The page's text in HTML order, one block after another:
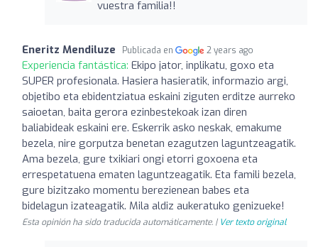
vuestra familia!!
Eneritz Mendiluze Publicada en 2 years ago
Experiencia fantástica: Ekipo jator, inplikatu, goxo eta
SUPER profesionala. Hasiera hasieratik, informazio argi,
objetibo eta ebidentziatua eskaini ziguten erditze aurreko
saioetan, baita gerora ezinbestekoak izan diren
baliabideak eskaini ere. Eskerrik asko neskak, emakume
bezela, nire gorputza benetan ezagutzen laguntzeagatik.
Ama bezela, gure txikiari ongi etorri goxoena eta
errespetatuena ematen laguntzeagatik. Eta famili bezela,
gure bizitzako momentu berezienean babes eta
bidelagun izateagatik. Mila aldiz aukeratuko genizueke!
Esta opinión ha sido traducida automáticamente. | Ver texto original